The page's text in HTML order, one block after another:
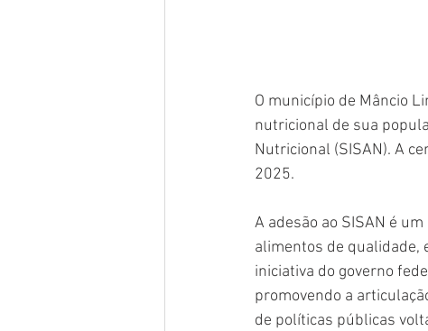
O município de Mâncio
nutricional de sua
Nutricional (SISAN). A
2025.
A adesão ao SISAN é
alimentos de qualidade,
iniciativa do governo
promovendo a
de políticas públicas